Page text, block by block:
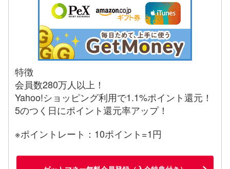
特徴
会員数280万人以上！
Yahoo!ショッピング利用で1.1%ポイント還元！
5のつく日にポイント還元率アップ！
※ポイントレート：10ポイント=1円